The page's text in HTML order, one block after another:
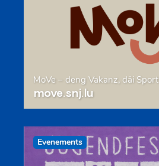
MoVe – deng Vakanz, däi Sport
move.snj.lu
Evenements